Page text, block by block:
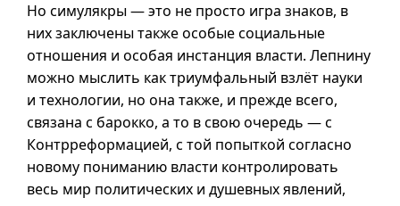
Но симулякры — это не просто игра знаков, в
них заключены также особые социальные
отношения и особая инстанция власти. Лепнину
можно мыслить как триумфальный взлёт науки
и технологии, но она также, и прежде всего,
связана с барокко, а то в свою очередь — с
Контрреформацией, с той попыткой согласно
новому пониманию власти контролировать
весь мир политических и душевных явлений,